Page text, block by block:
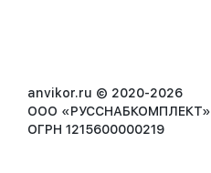
anvikor.ru © 2020-2026
ООО «РУССНАБКОМПЛЕКТ»
ОГРН 1215600000219